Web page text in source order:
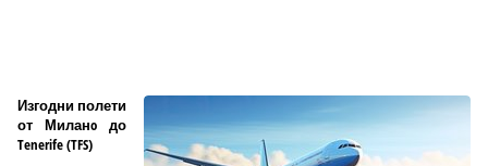
Изгодни полети
от Миланo до
Tenerife (TFS)